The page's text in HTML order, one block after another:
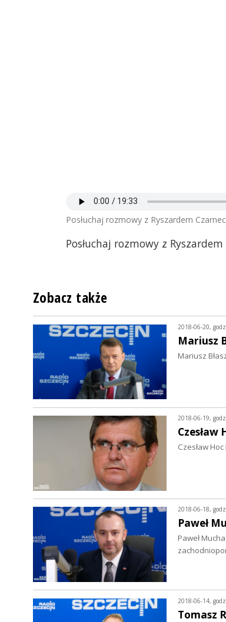
Posłuchaj rozmowy z Ryszardem
Posłuchaj rozmowy z
Zobacz także
2018-06-20,
Mariusz
Mariusz
2018-06-19,
Czesław
Czesław
2018-06-18,
Paweł
Paweł
2018-06-14,
Tomasz